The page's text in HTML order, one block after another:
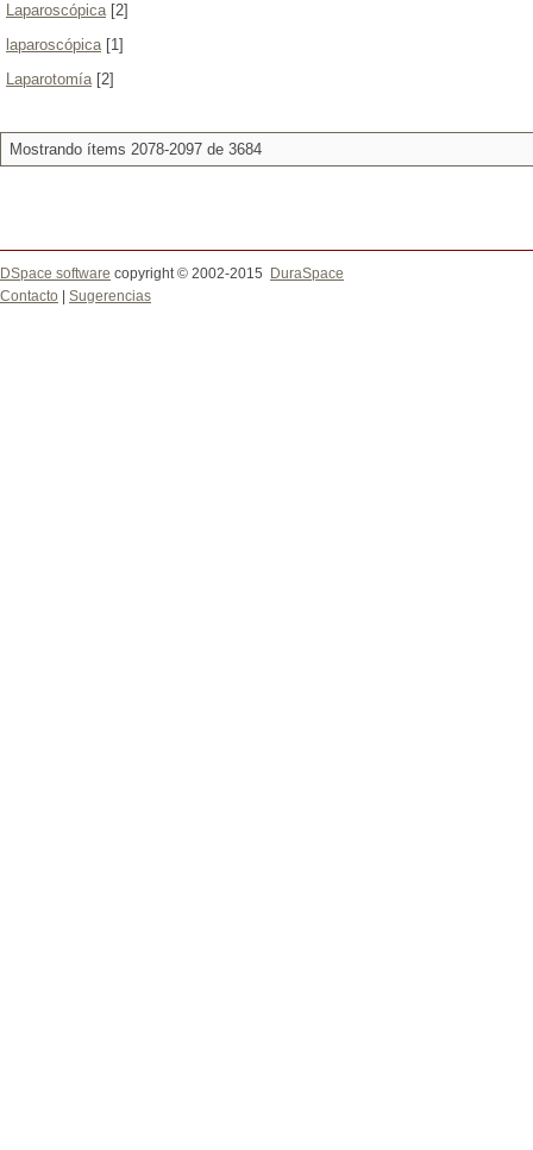
Laparoscópica[2]
laparoscópica[1]
Laparotomía[2]
Mostrando ítems 2078-2097 de 3684
DSpace software copyright © 2002-2015
DuraSpace
Contacto
Sugerencias